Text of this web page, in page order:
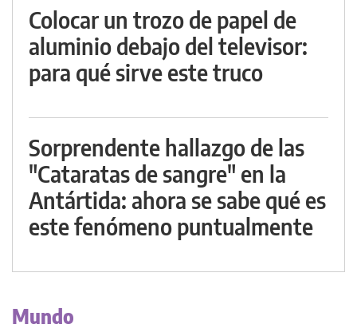
Colocar un trozo de papel de
aluminio debajo del televisor:
para qué sirve este truco
Sorprendente hallazgo de las
"Cataratas de sangre" en la
Antártida: ahora se sabe qué es
este fenómeno puntualmente
Mundo